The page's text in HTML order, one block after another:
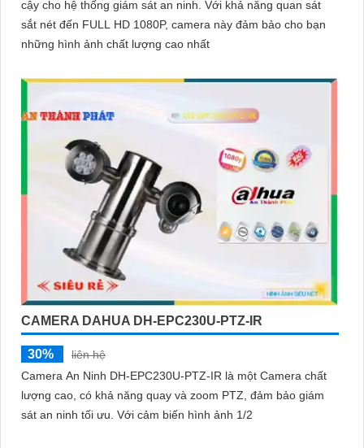
cậy cho hệ thống giám sát an ninh. Với khả năng quan sát
sắt nét đến FULL HD 1080P, camera này đảm bảo cho bạn
những hình ảnh chất lượng cao nhất
CAMERA DAHUA DH-EPC230U-PTZ-IR
30%
liên hệ
Camera An Ninh DH-EPC230U-PTZ-IR là một Camera chất
lượng cao, có khả năng quay và zoom PTZ, đảm bảo giám
sát an ninh tối ưu. Với cảm biến hình ảnh 1/2